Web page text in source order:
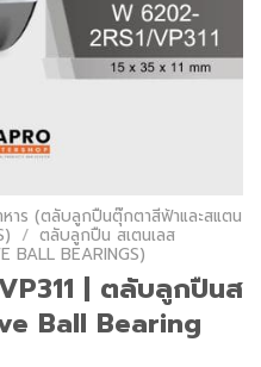
าร (ตลับลูกปืนตุ๊กตาสีฟ้าและสแตน
/ ตลับลูกปืน สเตนเลส
BALL BEARINGS)
| ตลับลูกปืนส
Ball Bearing